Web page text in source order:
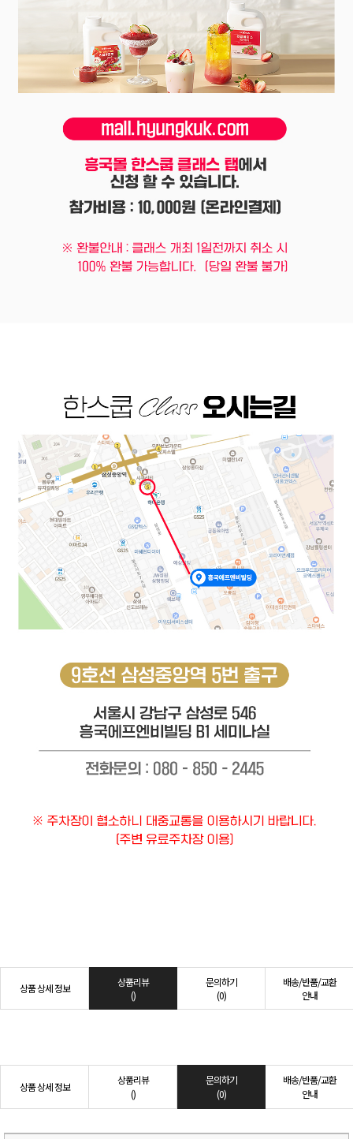
상품 상세 정보
상품리뷰
()
문의하기
(0)
배송/반품/교환
안내
상품 상세 정보
상품리뷰
()
문의하기
(0)
배송/반품/교환
안내